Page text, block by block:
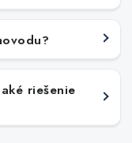
riešenie